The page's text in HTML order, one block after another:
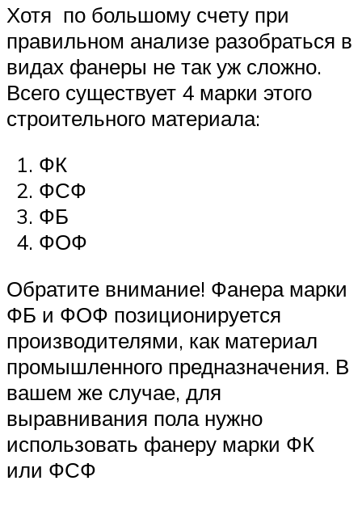
Хотя по большому счету при
правильном анализе разобраться в
видах фанеры не так уж сложно.
Всего существует 4 марки этого
строительного материала:
ФК
ФСФ
ФБ
ФОФ
Обратите внимание! Фанера марки
ФБ и ФОФ позиционируется
производителями, как материал
промышленного предназначения. В
вашем же случае, для
выравнивания пола нужно
использовать фанеру марки ФК
или ФСФ